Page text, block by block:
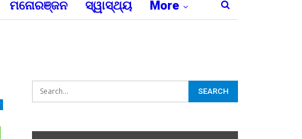
ମନୋରଞ୍ଜନ ସ୍ୱାସ୍ଥ୍ୟ More